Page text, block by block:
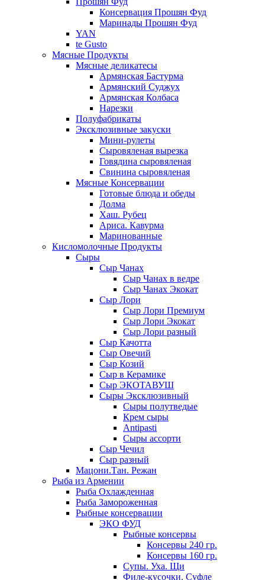
Консервация Прошян Фуд
Маринады Прошян Фуд
YAN
te Gusto
Мясные Продукты
Мясные деликатесы
Армянская Бастурма
Армянский Суджух
Армянская Колбаса
Нарезки
Полуфабрикаты
Эксклюзивные закуски
Мини-рулеты
Сыровяленая вырезка
Говядина сыровяленая
Свинина сыровяленая
Мясные Консервации
Готовые блюда и обеды
Долма
Хаш. Рубец
Ариса. Кавурма
Маринованные
Кисломолочные Продукты
Сыры
Сыр Чанах
Сыр Чанах в ведре
Сыр Чанах Экокат
Сыр Лори
Сыр Лори Премиум
Сыр Лори Экокат
Сыр Лори разный
Сыр Качотта
Сыр Овечий
Сыр Козий
Сыр в Керамике
Сыр ЭКОТАВУШ
Сыры Эксклюзивный
Сыры полутведые
Крем сыры
Antipasti
Сыры ассорти
Сыр Чечил
Сыр разный
Мацони.Тан. Режан
Рыба из Армении
Рыба Охлажденная
Рыба Замороженная
Рыбные консервации
ЭКО ФУД
Рыбные консервы
Консервы 240 гр.
Консервы 160 гр.
Супы. Уха. Щи
Филе-кусочки. Суфле